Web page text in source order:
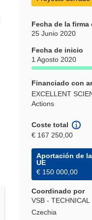
Fecha de la firma
25 Junio 2020
Fecha de inicio
1 Agosto 2020
Financiado con
EXCELLENT
Actions
Coste total
€ 167 250,00
Aportación de la
UE
€ 150 000,00
Coordinado por
VSB -
Czechia